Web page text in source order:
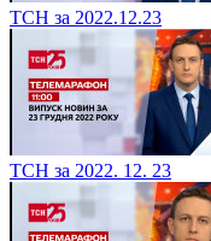
ТСН за 2022.12.23
ТСН за 2022. 12. 23